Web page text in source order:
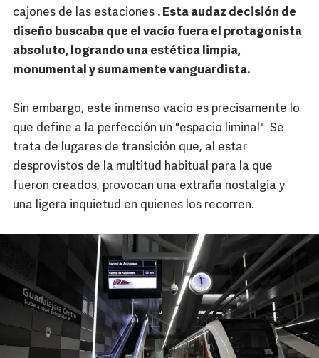
cajones de las estaciones . Esta audaz decisión de
diseño buscaba que el vacío fuera el protagonista
absoluto, logrando una estética limpia,
monumental y sumamente vanguardista.
Sin embargo, este inmenso vacío es precisamente lo
que define a la perfección un "espacio liminal" Se
trata de lugares de transición que, al estar
desprovistos de la multitud habitual para la que
fueron creados, provocan una extraña nostalgia y
una ligera inquietud en quienes los recorren.